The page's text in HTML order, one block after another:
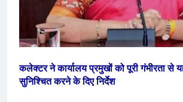
कलेक्टर ने कार्यालय प्रमुखों को पूरी गंभीरता से
सुनिश्चित करने के दिए निर्देश